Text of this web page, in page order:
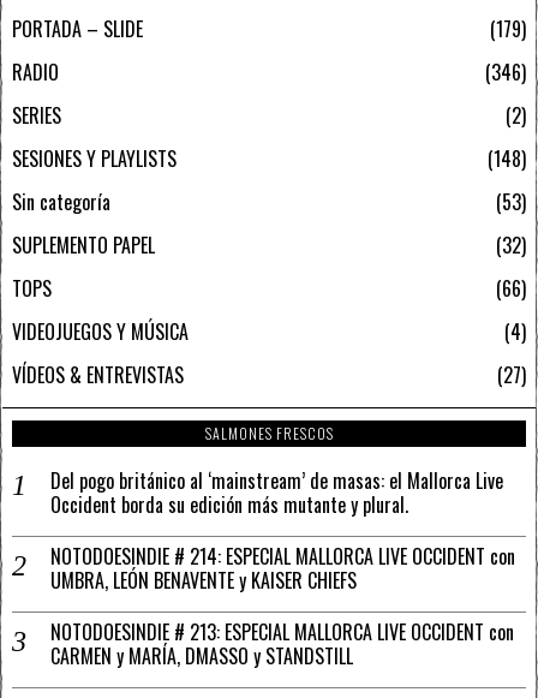
PORTADA – SLIDE
179
RADIO
346
SERIES
2
SESIONES Y PLAYLISTS
148
Sin categoría
53
SUPLEMENTO PAPEL
32
TOPS
66
VIDEOJUEGOS Y MÚSICA
4
VÍDEOS & ENTREVISTAS
27
SALMONES FRESCOS
Del pogo británico al ‘mainstream’ de masas: el Mallorca Live
Occident borda su edición más mutante y plural.
NOTODOESINDIE # 214: ESPECIAL MALLORCA LIVE OCCIDENT con
UMBRA, LEÓN BENAVENTE y KAISER CHIEFS
NOTODOESINDIE # 213: ESPECIAL MALLORCA LIVE OCCIDENT con
CARMEN y MARÍA, DMASSO y STANDSTILL